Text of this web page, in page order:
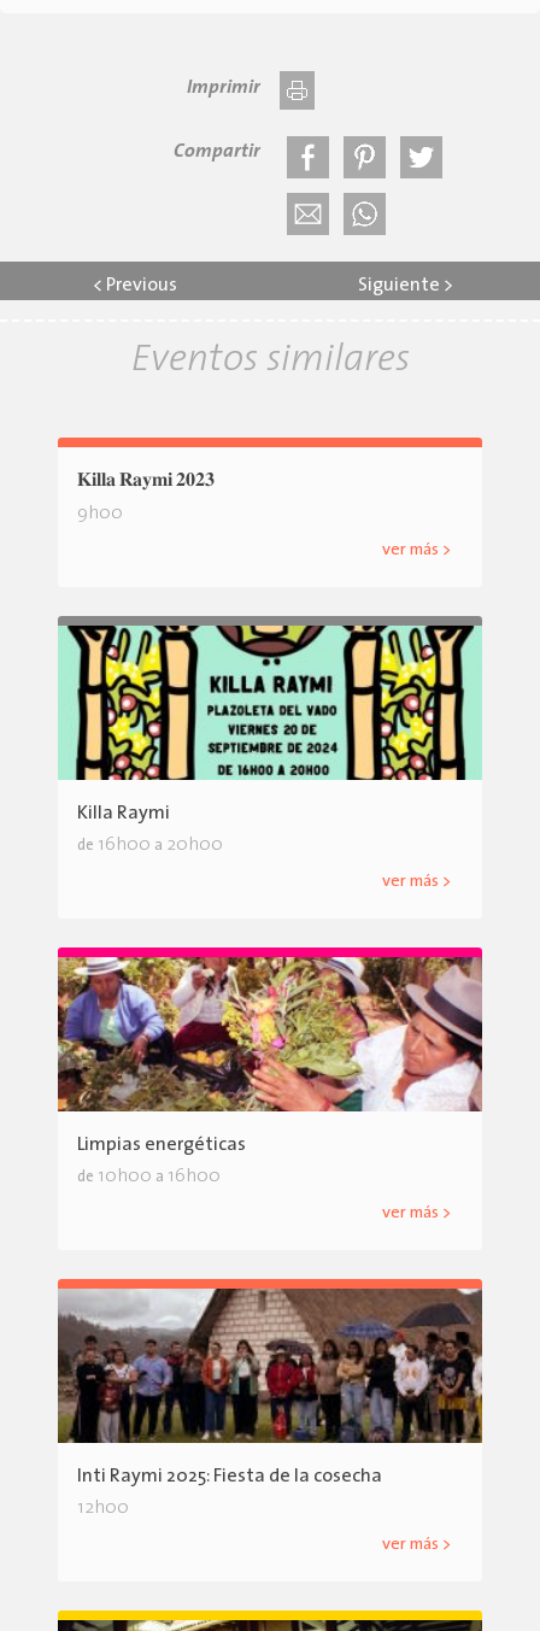
Imprimir
Compartir
< Previous Siguiente >
Eventos similares
𝐊𝐢𝐥𝐥𝐚 𝐑𝐚𝐲𝐦𝐢 𝟐𝟎𝟐𝟑
9h00
ver más >
Killa Raymi
de 16h00 a 20h00
ver más >
Limpias energéticas
de 10h00 a 16h00
ver más >
Inti Raymi 2025: Fiesta de la cosecha
12h00
ver más >